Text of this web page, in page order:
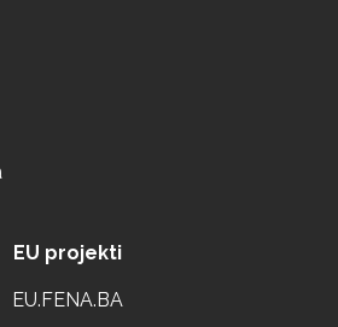
EU projekti
EU.FENA.BA